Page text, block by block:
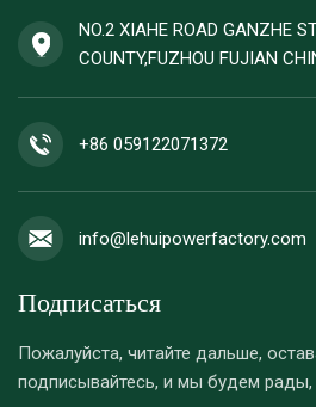
NO.2 XIAHE ROAD GANZHE
COUNTY,FUZHOU FUJIAN
+86 059122071372
info@lehuipowerfactory.com
Подписаться
Пожалуйста, читайте дальше,
подписывайтесь, и мы будем рады,